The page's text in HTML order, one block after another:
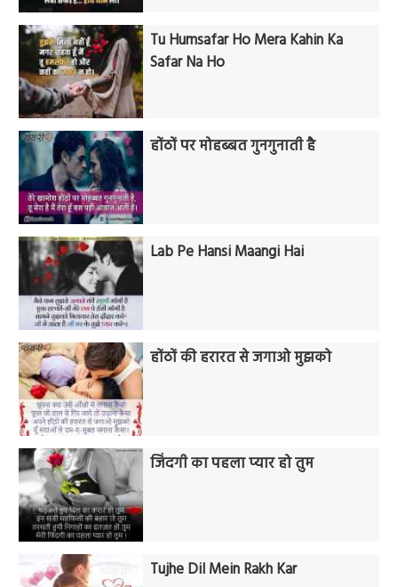
Tu Humsafar Ho Mera Kahin Ka
Safar Na Ho
होंठों पर मोहब्बत गुनगुनाती है
Lab Pe Hansi Maangi Hai
होंठों की हरारत से जगाओ मुझको
जिंदगी का पहला प्यार हो तुम
Tujhe Dil Mein Rakh Kar